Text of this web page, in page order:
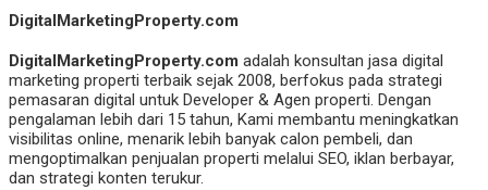
DigitalMarketingProperty.com
DigitalMarketingProperty.com adalah konsultan jasa digital
marketing properti terbaik sejak 2008, berfokus pada strategi
pemasaran digital untuk Developer & Agen properti. Dengan
pengalaman lebih dari 15 tahun, Kami membantu meningkatkan
visibilitas online, menarik lebih banyak calon pembeli, dan
mengoptimalkan penjualan properti melalui SEO, iklan berbayar,
dan strategi konten terukur.